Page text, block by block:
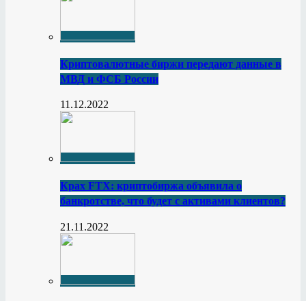
Криптовалютные биржи передают данные в
МВД и ФСБ России
11.12.2022
Крах FTX: криптобиржа объявила о
банкротстве, что будет с активами клиентов?
21.11.2022